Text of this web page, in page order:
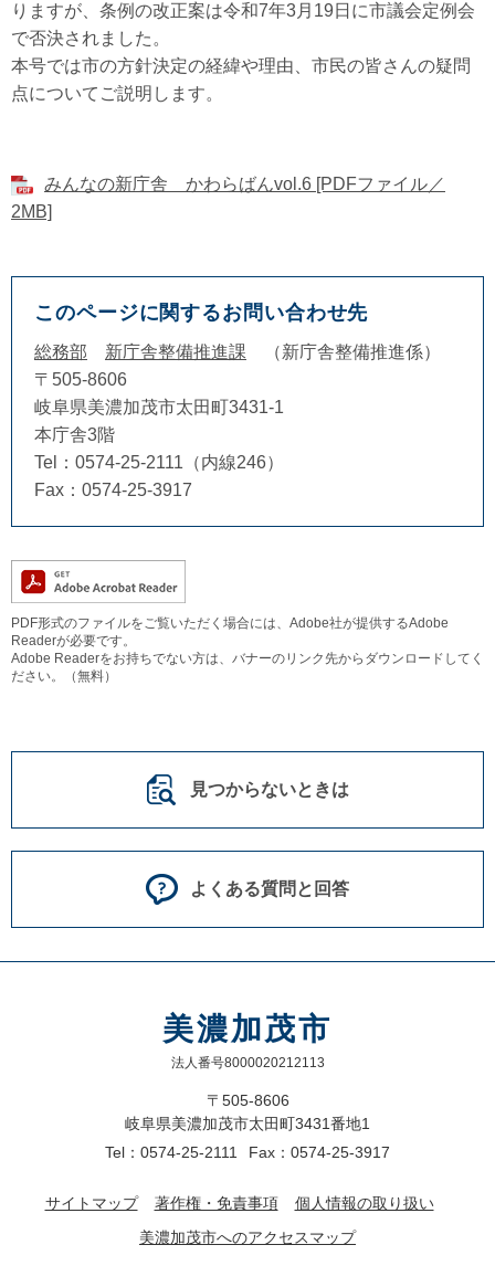
りますが、条例の改正案は令和7年3月19日に市議会定例会
で否決されました。
本号では市の方針決定の経緯や理由、市民の皆さんの疑問
点についてご説明します。
みんなの新庁舎 かわらばんvol.6 [PDFファイル／
2MB]
このページに関するお問い合わせ先
総務部 新庁舎整備推進課
新庁舎整備推進係
〒505-8606
岐阜県美濃加茂市太田町3431-1
本庁舎3階
Tel：0574-25-2111（内線246）
Fax：0574-25-3917
PDF形式のファイルをご覧いただく場合には、Adobe社が提供するAdobe
Readerが必要です。
Adobe Readerをお持ちでない方は、バナーのリンク先からダウンロードしてく
ださい。（無料）
見つからないときは
よくある質問と回答
美濃加茂市
法人番号8000020212113
〒505-8606
岐阜県美濃加茂市太田町3431番地1
Tel：0574-25-2111
Fax：0574-25-3917
サイトマップ 著作権・免責事項
個人情報の取り扱い
美濃加茂市へのアクセスマップ